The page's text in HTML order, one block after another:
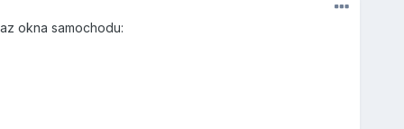
okna samochodu: